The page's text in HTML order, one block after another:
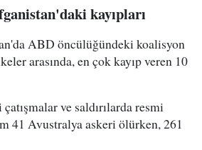
kayıpları
ABD öncülüğündeki koalisyon
arasında, en çok kayıp veren 10
ve saldırılarda resmi
41 Avustralya askeri ölürken, 261